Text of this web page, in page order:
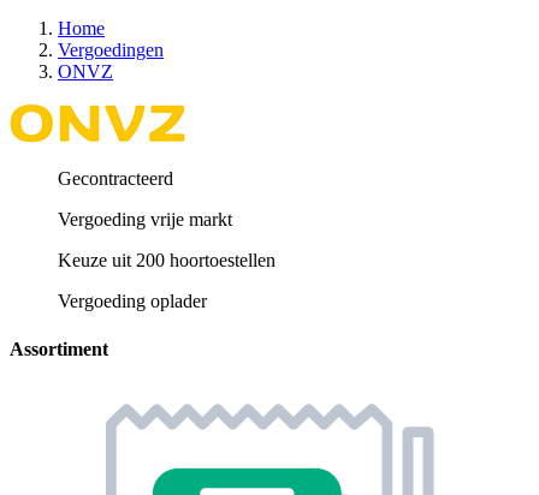
Home
Vergoedingen
ONVZ
Gecontracteerd
Vergoeding vrije markt
Keuze uit 200 hoortoestellen
Vergoeding oplader
Assortiment